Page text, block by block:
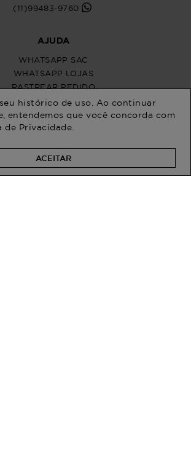
seu histórico de uso. Ao continuar
entendemos que você concorda com
de Privacidade
ACEITAR